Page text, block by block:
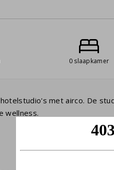
0 slaapkamer
met airco. De
wellness.